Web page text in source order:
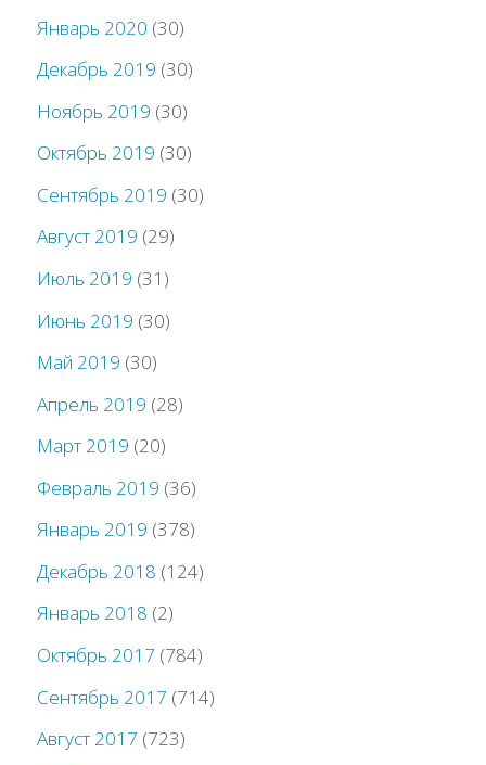
Январь 2020 (30)
Декабрь 2019 (30)
Ноябрь 2019 (30)
Октябрь 2019 (30)
Сентябрь 2019 (30)
Август 2019 (29)
Июль 2019 (31)
Июнь 2019 (30)
Май 2019 (30)
Апрель 2019 (28)
Март 2019 (20)
Февраль 2019 (36)
Январь 2019 (378)
Декабрь 2018 (124)
Январь 2018 (2)
Октябрь 2017 (784)
Сентябрь 2017 (714)
Август 2017 (723)